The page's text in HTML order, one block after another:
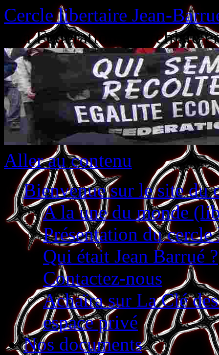
Cercle libertaire Jean-
à la Fédération anarchiste
Aller au contenu
Bienvenue sur le site du
A la une du monde
Présentation du
Qui était Jean Barrué ?
Contactez-nous
Achaïra sur La Clé
espace privé
Nos documents